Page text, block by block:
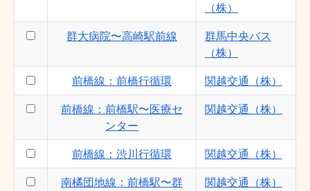
（株）
群大病院〜高崎駅前線
群馬中央バス
（株）
前橋線：前橋行循環 関越交通（株）
前橋線：前橋駅〜医療セ
ンター
関越交通（株）
前橋線：渋川行循環 関越交通（株）
南橘団地線：前橋駅〜群
関越交通（株）